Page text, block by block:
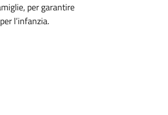
per garantire
l’infanzia.